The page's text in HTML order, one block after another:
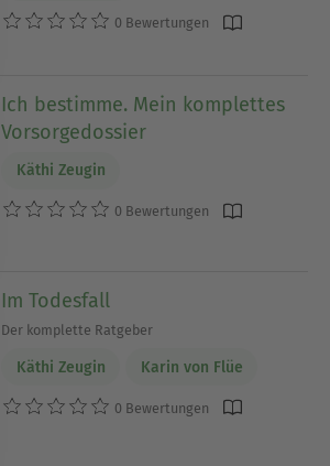
0 Bewertungen
Ich bestimme. Mein komplettes
Vorsorgedossier
Käthi Zeugin
0 Bewertungen
Im Todesfall
Der komplette Ratgeber
Käthi Zeugin Karin von Flüe
0 Bewertungen